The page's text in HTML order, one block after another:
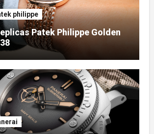
philippe
Patek Philippe Golden